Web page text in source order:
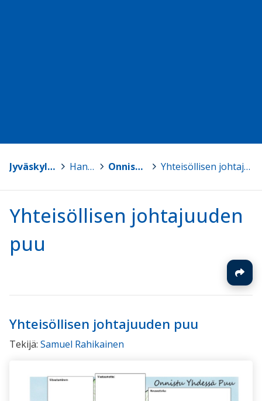
Jyväskylän yliopisto Hankkeet > Onnistu yhdessä > Yhteisöllisen johtajuuden puu
Yhteisöllisen johtajuuden
puu
Yhteisöllisen johtajuuden puu
Tekijä: Samuel Rahikainen